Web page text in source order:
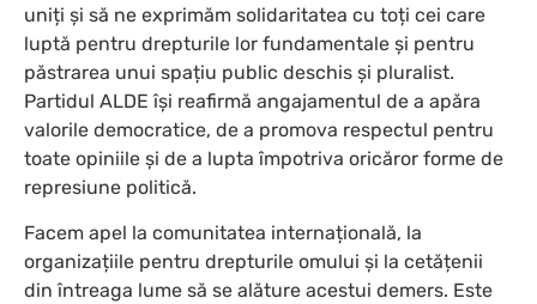
uniți și să ne exprimăm solidaritatea cu toți cei care
luptă pentru drepturile lor fundamentale și pentru
păstrarea unui spațiu public deschis și pluralist.
Partidul ALDE își reafirmă angajamentul de a apăra
valorile democratice, de a promova respectul pentru
toate opiniile și de a lupta împotriva oricăror forme de
represiune politică.
Facem apel la comunitatea internațională, la
organizațiile pentru drepturile omului și la cetățenii
din întreaga lume să se alăture acestui demers. Este